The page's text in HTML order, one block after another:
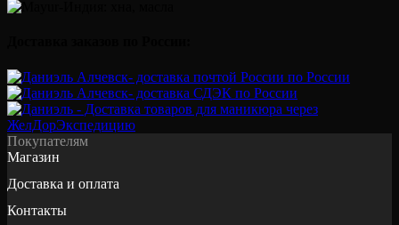
Покупателям
Магазин
Доставка и оплата
Контакты